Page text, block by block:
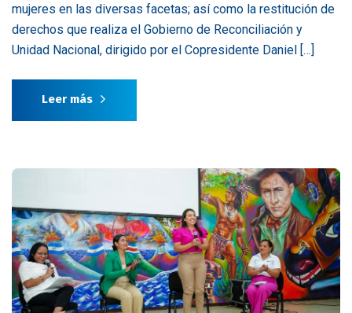
mujeres en las diversas facetas; así como la restitución de
derechos que realiza el Gobierno de Reconciliación y
Unidad Nacional, dirigido por el Copresidente Daniel […]
Leer más